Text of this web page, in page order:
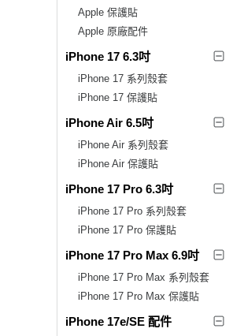
Apple 保護貼
Apple 原廠配件
iPhone 17 6.3吋
iPhone 17 系列殼套
iPhone 17 保護貼
iPhone Air 6.5吋
iPhone Air 系列殼套
iPhone Air 保護貼
iPhone 17 Pro 6.3吋
iPhone 17 Pro 系列殼套
iPhone 17 Pro 保護貼
iPhone 17 Pro Max 6.9吋
iPhone 17 Pro Max 系列殼套
iPhone 17 Pro Max 保護貼
iPhone 17e/SE 配件